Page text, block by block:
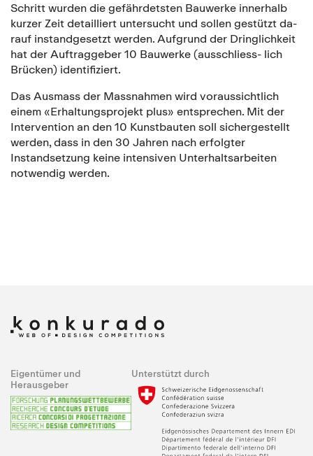
Schritt wurden die gefährdetsten Bauwerke innerhalb
kurzer Zeit detailliert untersucht und sollen gestützt da-
rauf instandgesetzt werden. Aufgrund der Dringlichkeit
hat der Auftraggeber 10 Bauwerke (ausschliess- lich
Brücken) identifiziert.
Das Ausmass der Massnahmen wird voraussichtlich
einem «Erhaltungsprojekt plus» entsprechen. Mit der
Intervention an den 10 Kunstbauten soll sichergestellt
werden, dass in den 30 Jahren nach erfolgter
Instandsetzung keine intensiven Unterhaltsarbeiten
notwendig werden.
Eigentümer und
Herausgeber
Unterstützt durch